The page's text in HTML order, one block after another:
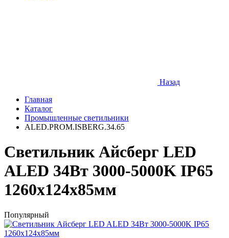
Назад
Главная
Каталог
Промышленные светильники
ALED.PROM.ISBERG.34.65
Светильник Айсберг LED
ALED 34Вт 3000-5000K IP65
1260х124х85мм
Популярный